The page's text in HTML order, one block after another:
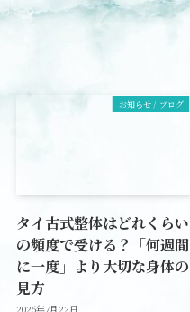
お知らせ / ブログ
タイ古式整体はどれくらい
の頻度で受ける？「何週間
に一度」より大切な身体の
見方
2026年7月22日